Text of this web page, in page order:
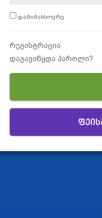
დამიმახსოვრე
რეგისტრაცია
დაგავიწყდა პაროლი?